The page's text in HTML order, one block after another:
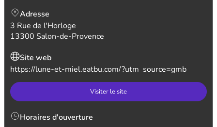
Adresse
3 Rue de l'Horloge
13300 Salon-de-Provence
Site web
https://lune-et-miel.eatbu.com/?utm_source=gmb
Visiter le site
Horaires d'ouverture